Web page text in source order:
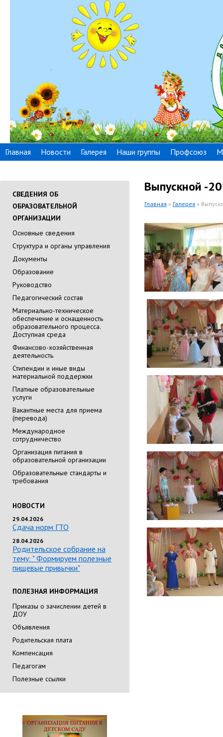
Главная Новости Галерея Наши группы Профсоюз
СВЕДЕНИЯ ОБ
ОБРАЗОВАТЕЛЬНОЙ
ОРГАНИЗАЦИИ
Основные сведения
Cтруктура и органы управления
Документы
Образование
Руководство
Педагогический состав
Материально-техническое
обеспечение и оснащенность
образовательного процесса.
Доступная среда
Финансово-хозяйственная
деятельность
Стипендии и иные виды
материальной поддержки
Платные образовательные
услуги
Вакантные места для приема
(перевода)
Международное
сотрудничество
Организация питания в
образовательной организации
Образовательные стандарты и
требования
НОВОСТИ
29.04.2026
Сдача норм ГТО
28.04.2026
Родительское собрание на
тему: " Формируем полезные
пищевые привычки"
ПОЛЕЗНАЯ ИНФОРМАЦИЯ
Приказы о зачислении детей в
ДОУ
Объявления
Родительская плата
Компенсация
Педагогам
Полезные ссылки
Выпускной -
Главная » Галерея »